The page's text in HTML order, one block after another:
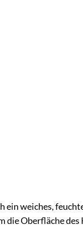
weiches,
die Oberfläche des